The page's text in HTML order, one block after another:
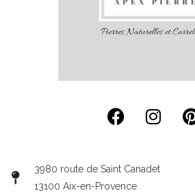
3980 route de Saint Canadet
13100 Aix-en-Provence